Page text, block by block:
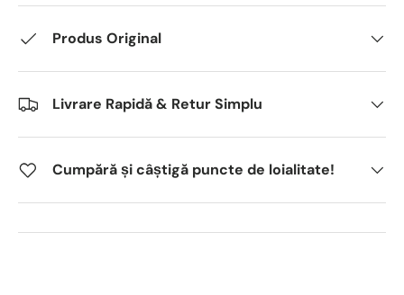
Produs Original
Livrare Rapidă & Retur Simplu
Cumpără și câștigă puncte de loialitate!